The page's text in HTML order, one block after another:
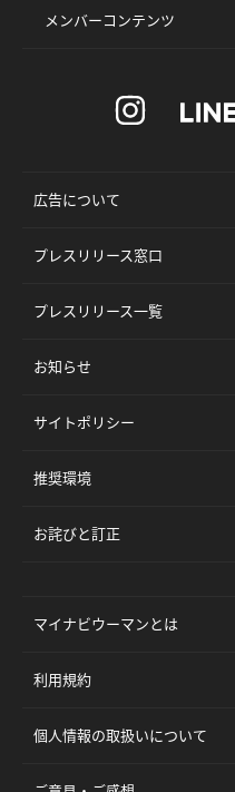
メンバーコンテンツ
広告について
プレスリリース窓口
プレスリリース一覧
お知らせ
サイトポリシー
推奨環境
お詫びと訂正
マイナビウーマンとは
利用規約
個人情報の取扱いについて